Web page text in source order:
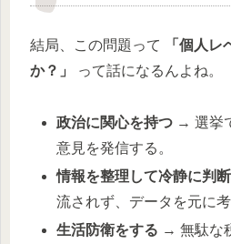
結局、この問題って
「個人
か？」
って話になるんよね。
政治に関心を持つ → 選挙
意見を発信する。
情報を整理して冷静に判
流されず、データを元に考
生活防衛をする → 無駄な